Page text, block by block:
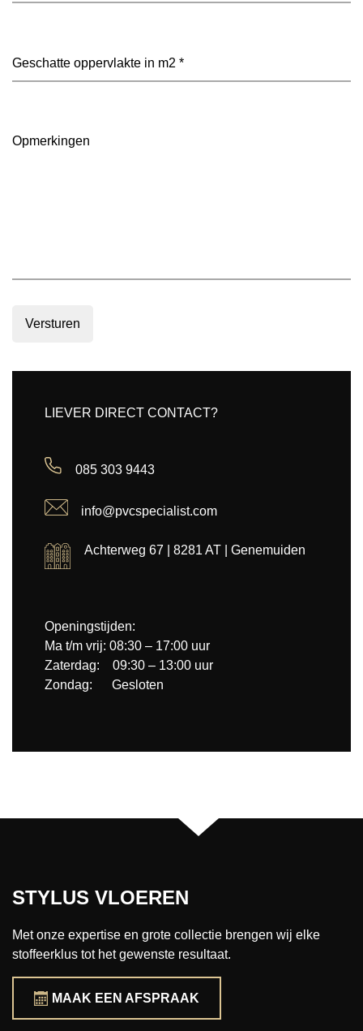
Opmerkingen
Versturen
LIEVER DIRECT CONTACT?
085 303 9443
info@pvcspecialist.com
Achterweg 67 | 8281 AT | Genemuiden
Openingstijden:
Ma t/m vrij: 08:30 – 17:00 uur
Zaterdag: 09:30 – 13:00 uur
Zondag: Gesloten
STYLUS VLOEREN
Met onze expertise en grote collectie brengen wij elke
stoffeerklus tot het gewenste resultaat.
MAAK EEN AFSPRAAK